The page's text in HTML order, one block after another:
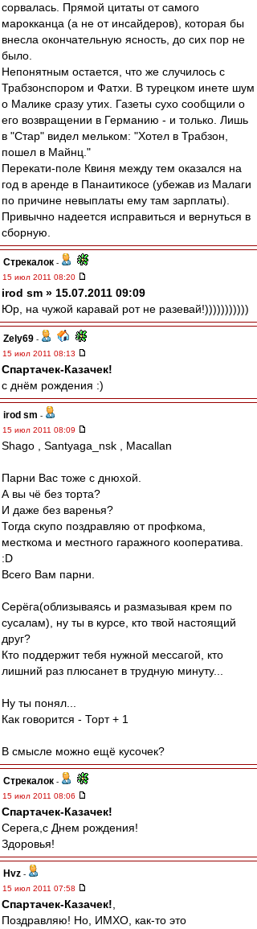
сорвалась. Прямой цитаты от самого
марокканца (а не от инсайдеров), которая бы
внесла окончательную ясность, до сих пор не
было.
Непонятным остается, что же случилось с
Трабзонспором и Фатхи. В турецком инете шум
о Малике сразу утих. Газеты сухо сообщили о
его возвращении в Германию - и только. Лишь
в "Стар" видел мельком: "Хотел в Трабзон,
пошел в Майнц."
Перекати-поле Квиня между тем оказался на
год в аренде в Панаитикосе (убежав из Малаги
по причине невыплаты ему там зарплаты).
Привычно надеется исправиться и вернуться в
сборную.
Стрекалок -
15 июл 2011 08:20
irod sm » 15.07.2011 09:09
Юр, на чужой каравай рот не разевай!)))))))))))
Zely69 -
15 июл 2011 08:13
Спартачек-Казачек!
с днём рождения :)
irod sm -
15 июл 2011 08:09
Shago , Santyaga_nsk , Macallan
Парни Вас тоже с днюхой.
А вы чё без торта?
И даже без варенья?
Тогда скупо поздравляю от профкома,
месткома и местного гаражного кооператива.
:D
Всего Вам парни.
Серёга(облизываясь и размазывая крем по
сусалам), ну ты в курсе, кто твой настоящий
друг?
Кто поддержит тебя нужной мессагой, кто
лишний раз плюсанет в трудную минуту...
Ну ты понял...
Как говорится - Торт + 1
В смысле можно ещё кусочек?
Стрекалок -
15 июл 2011 08:06
Спартачек-Казачек!
Серега,с Днем рождения!
Здоровья!
Hvz -
15 июл 2011 07:58
Спартачек-Казачек!
Поздравляю! Но, ИМХО, как-то это